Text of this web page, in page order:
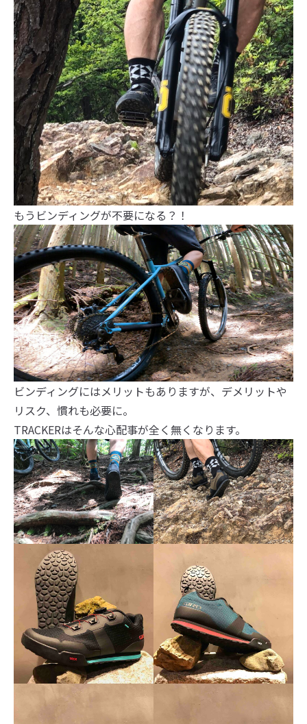
もうビンディングが不要になる？！
ビンディングにはメリットもありますが、デメリットや
リスク、慣れも必要に。
TRACKERはそんな心配事が全く無くなります。